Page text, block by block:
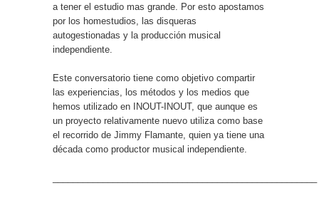
a tener el estudio mas grande. Por esto apostamos
por los homestudios, las disqueras
autogestionadas y la producción musical
independiente.
Este conversatorio tiene como objetivo compartir
las experiencias, los métodos y los medios que
hemos utilizado en INOUT-INOUT, que aunque es
un proyecto relativamente nuevo utiliza como base
el recorrido de Jimmy Flamante, quien ya tiene una
década como productor musical independiente.